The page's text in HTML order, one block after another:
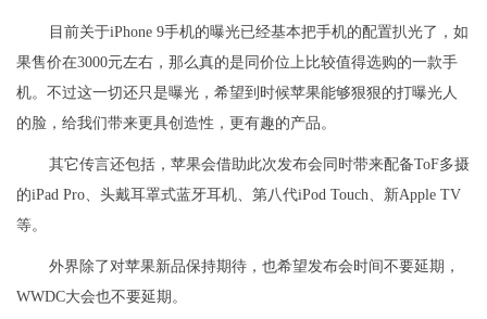
目前关于iPhone 9手机的曝光已经基本把手机的配置扒光了，如
果售价在3000元左右，那么真的是同价位上比较值得选购的一款手
机。不过这一切还只是曝光，希望到时候苹果能够狠狠的打曝光人
的脸，给我们带来更具创造性，更有趣的产品。
其它传言还包括，苹果会借助此次发布会同时带来配备ToF多摄
的iPad Pro、头戴耳罩式蓝牙耳机、第八代iPod Touch、新Apple TV
等。
外界除了对苹果新品保持期待，也希望发布会时间不要延期，
WWDC大会也不要延期。